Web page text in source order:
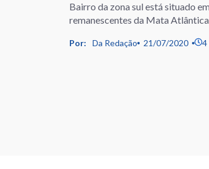
Bairro da zona sul está situado
remanescentes da Mata
Por: Da Redação 21/07/2020 4